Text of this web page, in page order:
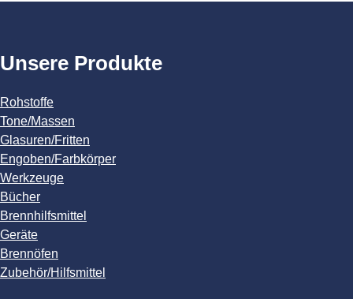
Unsere Produkte
Rohstoffe
Tone/Massen
Glasuren/Fritten
Engoben/Farbkörper
Werkzeuge
Bücher
Brennhilfsmittel
Geräte
Brennöfen
Zubehör/Hilfsmittel